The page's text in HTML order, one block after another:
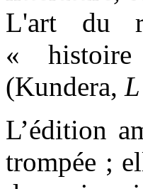
L'art du
« histoire
(Kundera,
L’édition
trompée ;